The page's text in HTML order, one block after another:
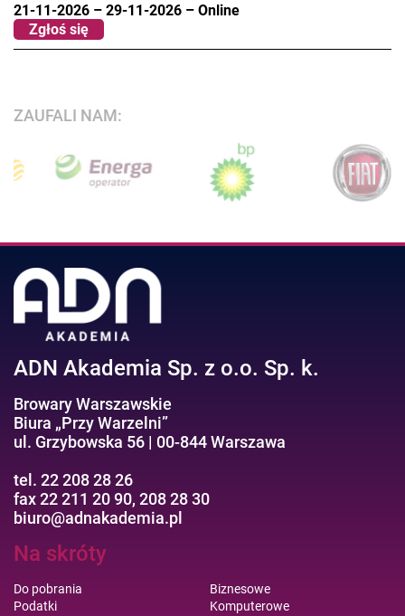
21-11-2026 – 29-11-2026 – Online
Zgłoś się
ZAUFALI NAM:
ADN Akademia Sp. z o.o. Sp. k.
Browary Warszawskie
Biura „Przy Warzelni”
ul. Grzybowska 56 | 00-844 Warszawa
tel. 22 208 28 26
fax 22 211 20 90, 208 28 30
biuro@adnakademia.pl
Na skróty
Do pobrania
Podatki
Biznesowe
Komputerowe